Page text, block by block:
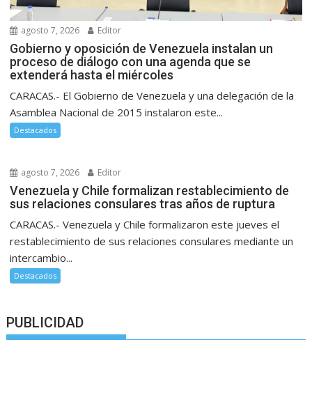
agosto 7, 2026 Editor
Gobierno y oposición de Venezuela instalan un
proceso de diálogo con una agenda que se
extenderá hasta el miércoles
CARACAS.- El Gobierno de Venezuela y una delegación de la
Asamblea Nacional de 2015 instalaron este...
Destacados
agosto 7, 2026 Editor
Venezuela y Chile formalizan restablecimiento de
sus relaciones consulares tras años de ruptura
CARACAS.- Venezuela y Chile formalizaron este jueves el
restablecimiento de sus relaciones consulares mediante un
intercambio...
Destacados
PUBLICIDAD